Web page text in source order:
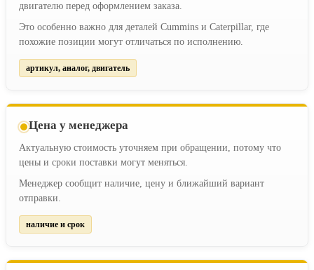
двигателю перед оформлением заказа.
Это особенно важно для деталей Cummins и Caterpillar, где
похожие позиции могут отличаться по исполнению.
артикул, аналог, двигатель
Цена у менеджера
Актуальную стоимость уточняем при обращении, потому что
цены и сроки поставки могут меняться.
Менеджер сообщит наличие, цену и ближайший вариант
отправки.
наличие и срок